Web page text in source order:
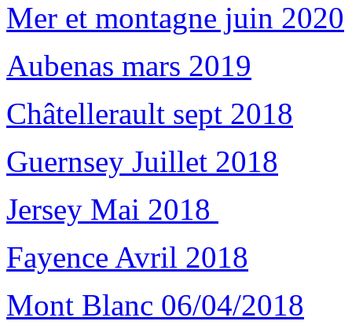
Mer et montagne juin 2020
Aubenas mars 2019
Châtellerault sept 2018
Guernsey Juillet 2018
Jersey Mai 2018
Fayence Avril 2018
Mont Blanc 06/04/2018